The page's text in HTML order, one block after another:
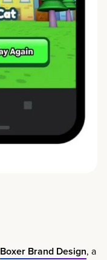
Boxer Brand Design, a